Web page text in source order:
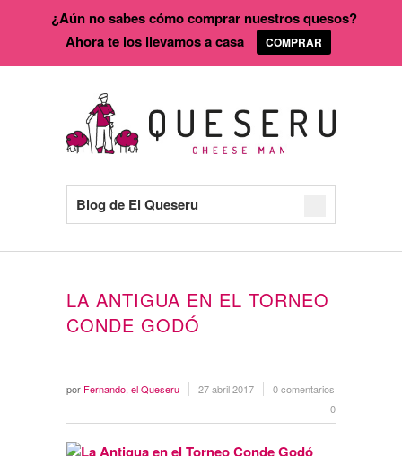
Blog de El Queseru
LA ANTIGUA EN EL TORNEO
CONDE GODÓ
por Fernando, el Queseru 27 abril 2017
0 comentarios
0
¿Aún no sabes cómo comprar nuestros quesos?
Ahora te los llevamos a casa
COMPRAR